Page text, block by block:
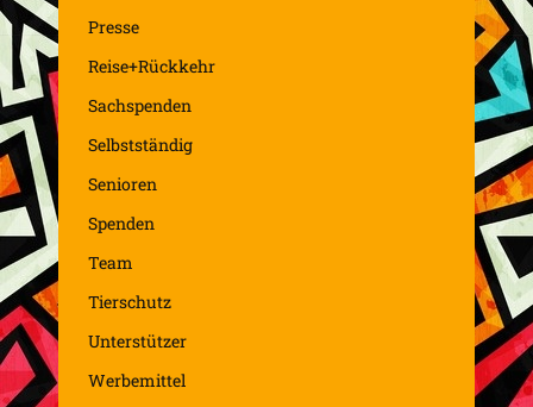
Presse
Reise+Rückkehr
Sachspenden
Selbstständig
Senioren
Spenden
Team
Tierschutz
Unterstützer
Werbemittel